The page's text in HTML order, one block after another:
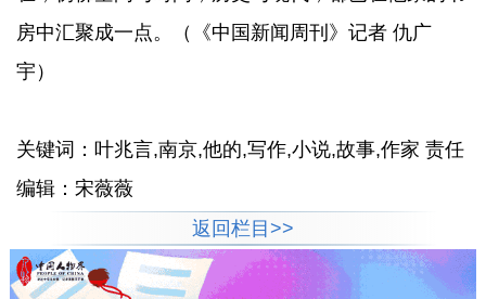
房中汇聚成一点。（《中国新闻周刊》记者 仇广
宇）
关键词：叶兆言,南京,他的,写作,小说,故事,作家 责任
编辑：宋薇薇
返回栏目>>